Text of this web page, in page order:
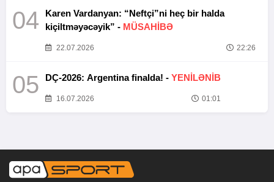
04
Karen Vardanyan: “Neftçi”ni heç bir halda
kiçiltməyəcəyik” - MÜSAHİBƏ
22.07.2026 22:26
05 DÇ-2026: Argentina finalda! - YENİLƏNİB
16.07.2026 01:01